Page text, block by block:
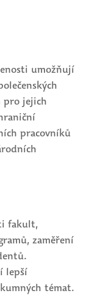
umožňují
pro jejich
pracovníků
zaměření
lepší
témat.